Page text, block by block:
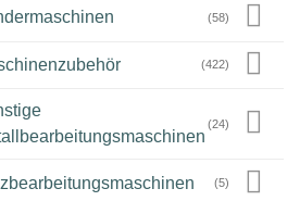
(58)
(422)
(24)
(5)